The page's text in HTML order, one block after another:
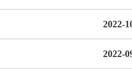
2022-
2022-